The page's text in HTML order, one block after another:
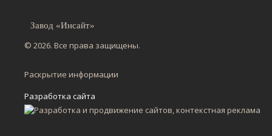
Завод «Инсайт»
© 2026. Все права защищены.
Раскрытие информации
Разработка сайта